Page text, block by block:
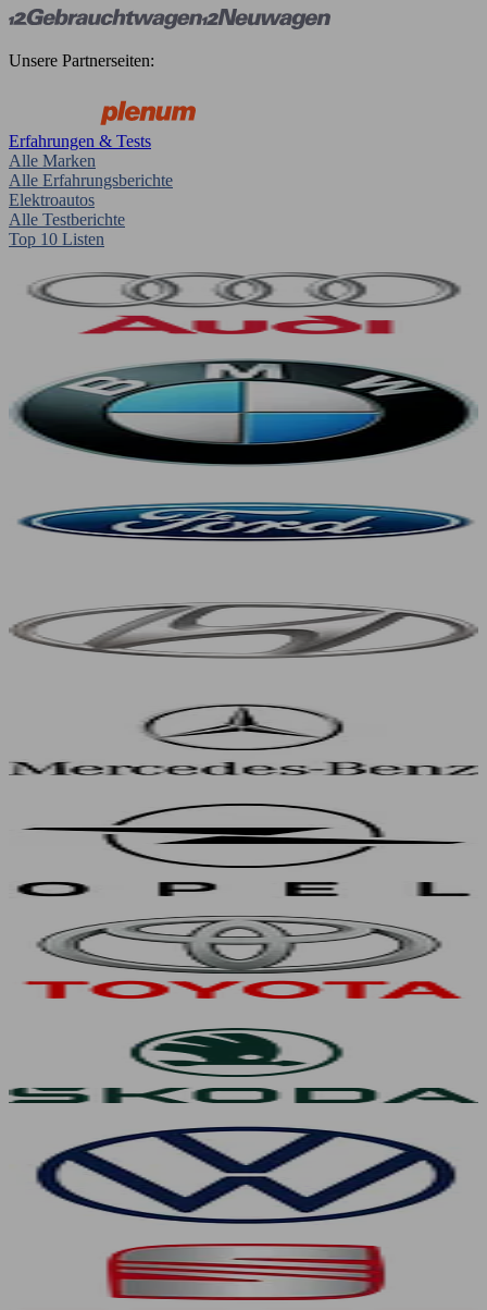
Unsere Partnerseiten:
Erfahrungen & Tests
Alle Marken
Alle Erfahrungsberichte
Elektroautos
Alle Testberichte
Top 10 Listen